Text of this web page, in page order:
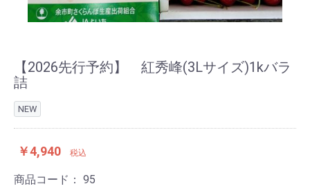
【2026先行予約】 紅秀峰(3Lサイズ)1kバラ
詰
NEW
￥4,940 税込
商品コード： 95